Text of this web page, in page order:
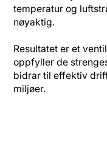
temperatur og
nøyaktig.
Resultatet er et
oppfyller de
bidrar til effektiv
miljøer.